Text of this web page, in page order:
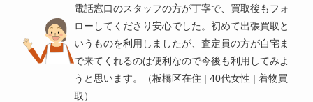
電話窓口のスタッフの方が丁寧で、買取後もフォ
ローしてくださり安心でした。初めて出張買取と
いうものを利用しましたが、査定員の方が自宅ま
で来てくれるのは便利なので今後も利用してみよ
うと思います。（板橋区在住 | 40代女性 | 着物買
取）